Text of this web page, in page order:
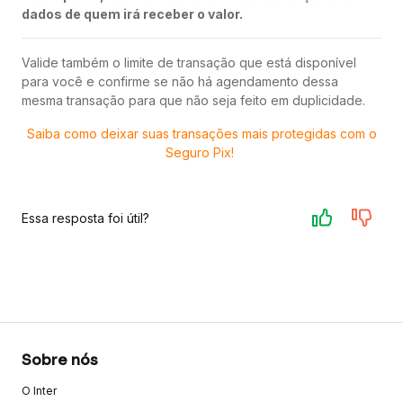
dados de quem irá receber o valor.
Valide também o limite de transação que está disponível
para você e confirme se não há agendamento dessa
mesma transação para que não seja feito em duplicidade.
Saiba como deixar suas transações mais protegidas com o
Seguro Pix!
Essa resposta foi útil?
Sobre nós
O Inter